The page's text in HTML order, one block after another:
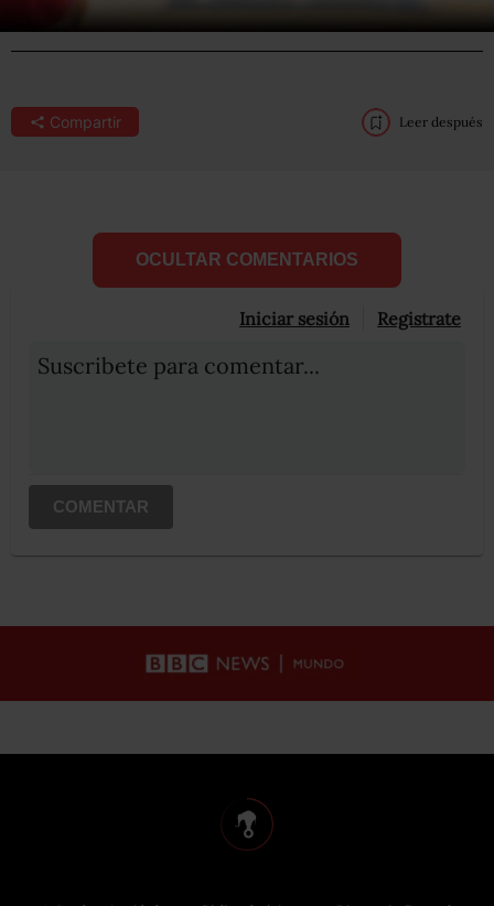
fueron velados en su casa de la Ciudad de México.
Compartir Leer después
OCULTAR COMENTARIOS
Iniciar sesión Registrate
Suscribete para comentar...
COMENTAR